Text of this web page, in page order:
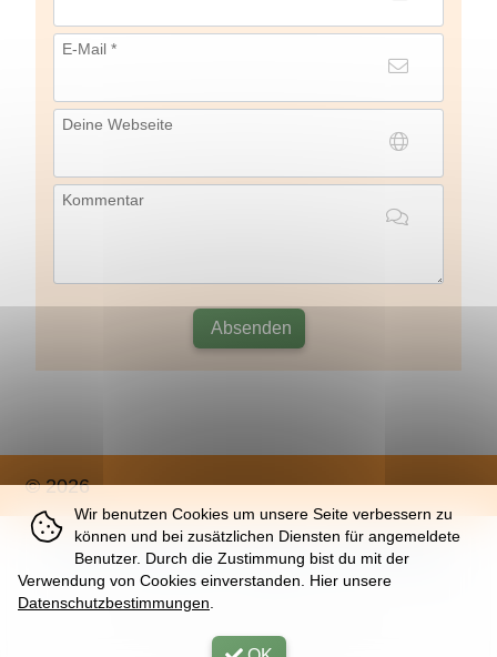
E-Mail *
Deine Webseite
Kommentar
Absenden
© 2026
Über | Impressum | Nutzung | Datenschutz
Thu, 06. Aug 2026 |
Wir benutzen Cookies um unsere Seite verbessern zu
können und bei zusätzlichen Diensten für angemeldete
Benutzer. Durch die Zustimmung bist du mit der
Verwendung von Cookies einverstanden. Hier unsere
Datenschutzbestimmungen